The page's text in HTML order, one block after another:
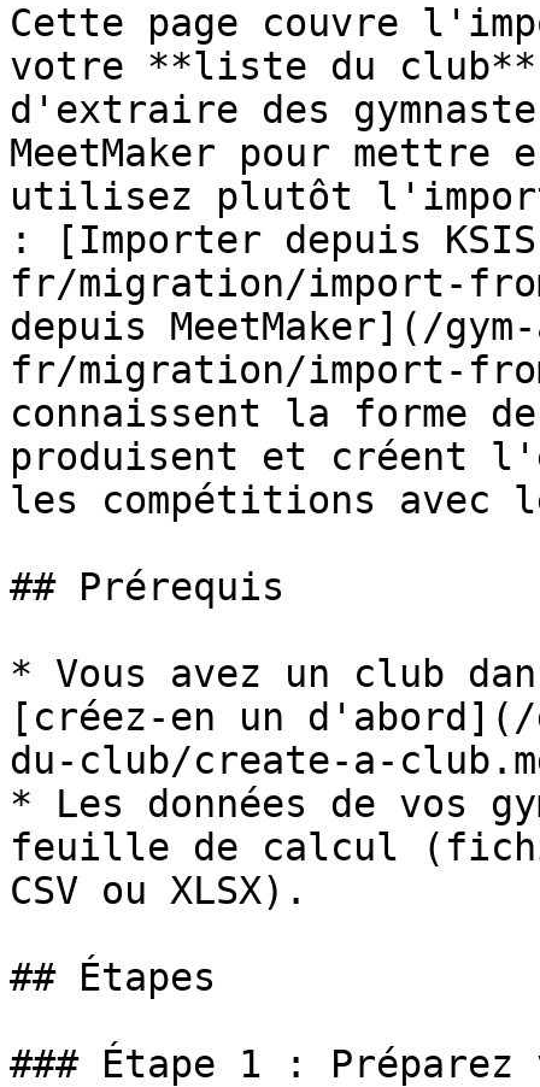
Cette page couvre
votre **liste du
d'extraire des
MeetMaker pour mettre
utilisez plutôt
: [Importer depuis
fr/migration/import-
depuis MeetMaker](/
fr/migration/import-
connaissent la forme
produisent et créent
les compétitions avec
## Prérequis
* Vous avez un club
[créez-en un
du-club/create-a-
* Les données de vos
feuille de calcul
CSV ou XLSX).
## Étapes
### Étape 1 : Préparez